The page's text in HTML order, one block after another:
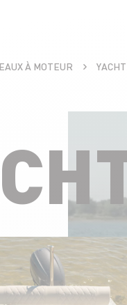
À MOTEUR